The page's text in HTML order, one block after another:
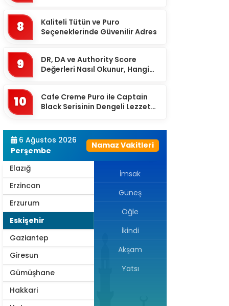
8
Kaliteli Tütün ve Puro
Seçeneklerinde Güvenilir Adres
9
DR, DA ve Authority Score
Değerleri Nasıl Okunur, Hangi
10
Cafe Creme Puro ile Captain
Black Serisinin Dengeli Lezzet
6 Ağustos 2026
Perşembe
Namaz Vakitleri
Bursa
Çankırı
Çorum
Denizli
Diyarbakır
Düzce
Edirne
Elazığ
Erzincan
Erzurum
Eskişehir
Gaziantep
Giresun
Gümüşhane
Hakkari
İmsak
Güneş
Öğle
İkindi
Akşam
Yatsı